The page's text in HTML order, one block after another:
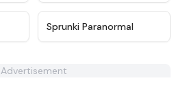
★
Sprunki Paranormal
Advertisement